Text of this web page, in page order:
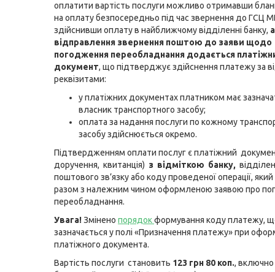
оплатити вартість послуги можливо отримавши
на оплату безпосередньо під час звернення до ГСЦ
здійснивши оплату в найближчому відділенні банку,
відправлення звернення поштою до заяви щодо
погодження переобладнання додається
документ, що підтверджує здійснення платежу за
реквізитами:
у платіжних документах платником має
власник транспортного засобу;
оплата за надання послуги по кожному
засобу здійснюється окремо.
Підтвердженням оплати послуг є платіжний
доручення, квитанція) з відміткою банку,
поштового зв’язку або коду проведеної операції,
разом з належним чином оформленою заявою про
переобладнання.
Увага!Змінено порядокформування коду платежу,
зазначається у полі «Призначення платежу» при
платіжного документа.
Вартість послуги становить 123 грн 80 коп., включно